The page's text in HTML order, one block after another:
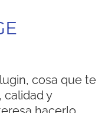
cosa que te
calidad y